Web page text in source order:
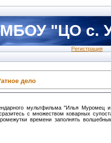
МБОУ "ЦО с.
Регистрация
дело
мультфильма "Илья Муромец
с множеством коварных
времени заполнять